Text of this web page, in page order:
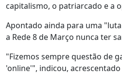
capitalismo, o patriarcado e a
Apontado ainda para uma
a Rede 8 de Março nunca ter
"Fizemos sempre questão de
'online'", indicou,